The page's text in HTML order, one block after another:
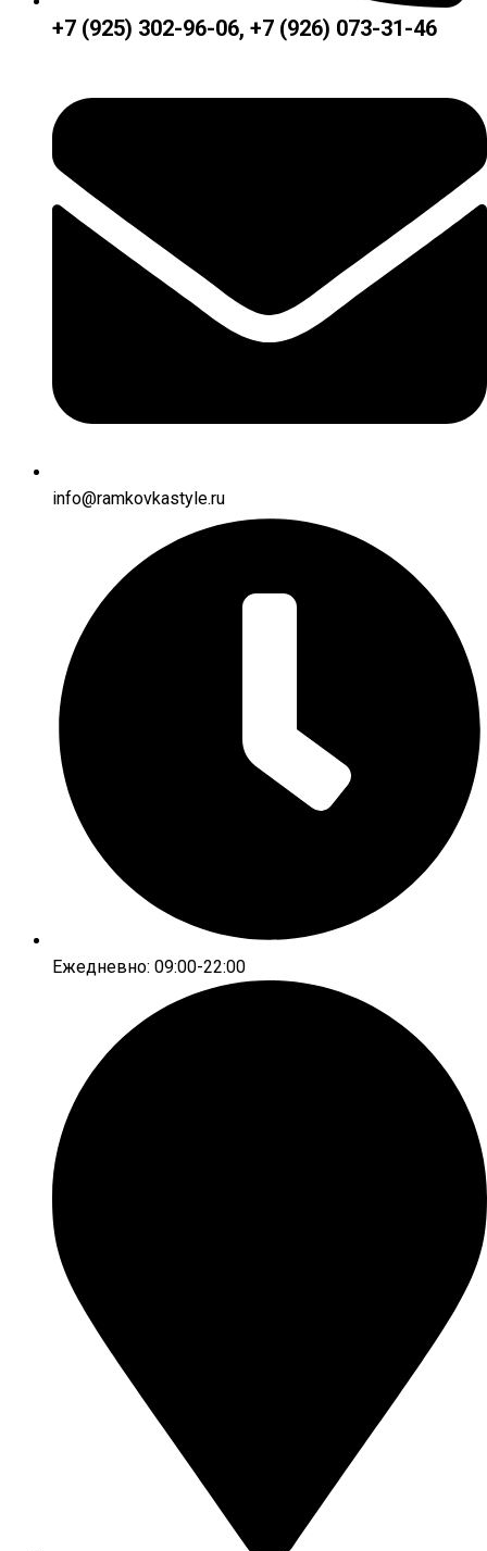
+7 (925) 302-96-06, +7 (926) 073-31-46
info@ramkovkastyle.ru
Ежедневно: 09:00-22:00